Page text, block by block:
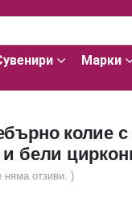
Марки
колие
бели
отзиви. )